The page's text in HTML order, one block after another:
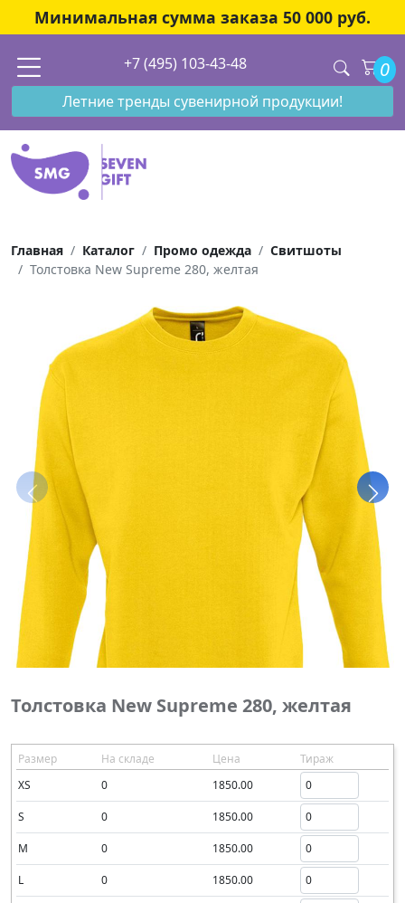
Минимальная сумма заказа 50 000 руб.
+7 (495) 103-43-48 0
Летние тренды сувенирной продукции!
Главная Каталог Промо одежда
Свитшоты
Толстовка New Supreme 280, желтая
Толстовка New Supreme 280, желтая
Размер На складе Цена
Тираж
XS
0 1850.00
S 0 1850.00
M 0 1850.00
L 0 1850.00